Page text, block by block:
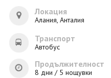
ЕКСКУРЗИИ
ОЩЕ
ЗА НАС
Локация
Алания, Анталия
Транспорт
Автобус
Продължителност
8 дни / 5 нощувки